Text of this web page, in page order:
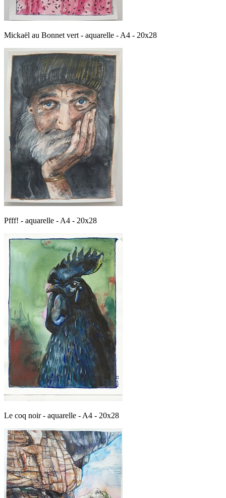
Mickaël au Bonnet vert - aquarelle - A4 - 20x28
Pfff! - aquarelle - A4 - 20x28
Le coq noir - aquarelle - A4 - 20x28